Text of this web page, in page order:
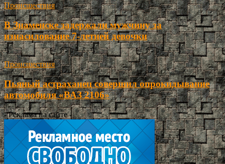
Происшествия
В Знаменске задержали мужчину за
изнасилование 7-летней девочки
Происшествия
Пьяный астраханец совершил опрокидывание
автомобиля «ВАЗ 2106»
- Реклама на сайте -